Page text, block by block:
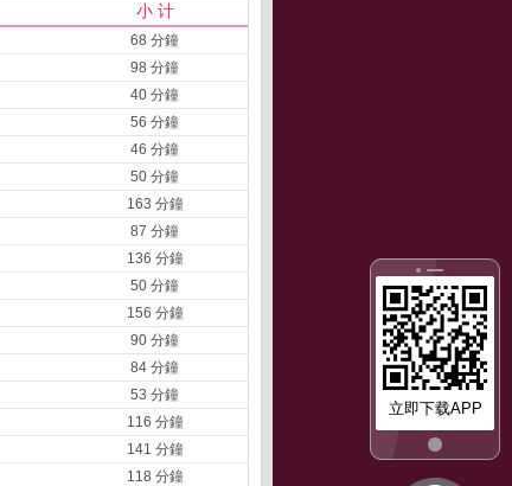
立即下载APP
小 计
68 分鐘
98 分鐘
40 分鐘
56 分鐘
46 分鐘
50 分鐘
163 分鐘
87 分鐘
136 分鐘
50 分鐘
156 分鐘
90 分鐘
84 分鐘
53 分鐘
116 分鐘
141 分鐘
118 分鐘